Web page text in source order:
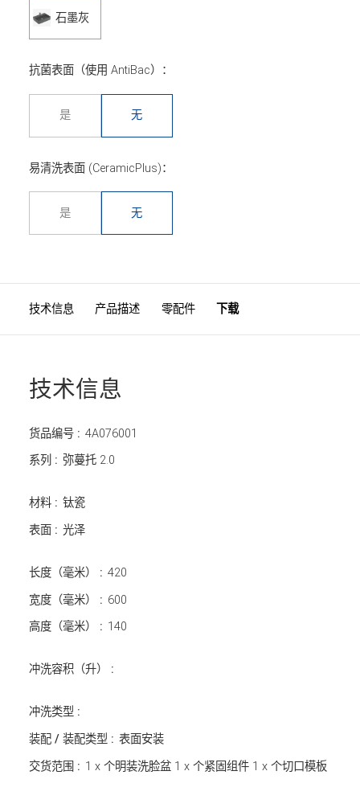
石墨灰
抗菌表面（使用 AntiBac）：
是 无
易清洗表面 (CeramicPlus)：
是 无
技术信息 产品描述 零配件 下载
技术信息
货品编号 : 4A076001
系列 : 弥蔓托 2.0
材料 : 钛瓷
表面 : 光泽
长度（毫米） : 420
宽度（毫米） : 600
高度（毫米） : 140
冲洗容积（升） :
冲洗类型 :
装配 / 装配类型 : 表面安装
交货范围 : 1 x 个明装洗脸盆 1 x 个紧固组件 1 x 个切口模板